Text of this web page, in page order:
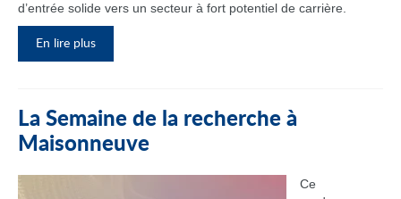
d’entrée solide vers un secteur à fort potentiel de carrière.
En lire plus
La Semaine de la recherche à
Maisonneuve
Ce